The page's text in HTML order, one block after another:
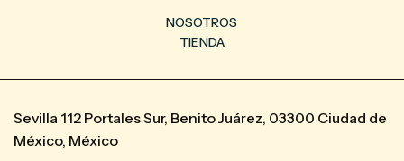
NOSOTROS
TIENDA
Sevilla 112 Portales Sur, Benito Juárez, 03300 Ciudad de
México, México